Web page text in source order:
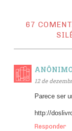
67
12 de
Parece ser
http://
Responder